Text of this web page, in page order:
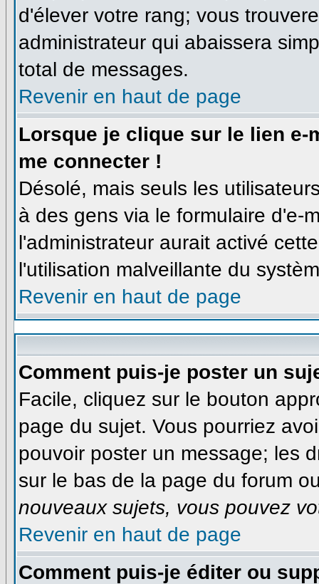
d'élever votre rang; vous
administrateur qui abaissera
total de messages.
Revenir en haut de page
Lorsque je clique sur le lien e-
me connecter !
Désolé, mais seuls les
à des gens via le formulaire d'e-
l'administrateur aurait activé
l'utilisation malveillante du
Revenir en haut de page
Comment puis-je poster un
Facile, cliquez sur le bouton
page du sujet. Vous pourriez
pouvoir poster un message; les
sur le bas de la page du forum
nouveaux sujets, vous pouvez
Revenir en haut de page
Comment puis-je éditer ou